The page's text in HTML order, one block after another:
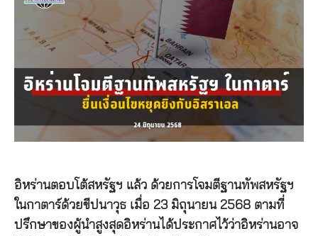
อิหร่านตอบโต้สหรัฐฯ แล้ว ด้วยการโจมตีฐานทัพสหรัฐฯ
ในกาตาร์ด้วยขีปนาวุธ เมื่อ 23 มิถุนายน 2568 ตามที่
ปรึกษาของผู้นำสูงสุดอิหร่านได้ประกาศไว้ว่าอิหร่านอาจ